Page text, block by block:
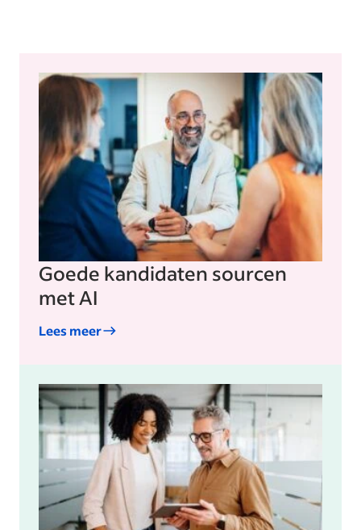
Goede kandidaten sourcen
met AI
Lees meer